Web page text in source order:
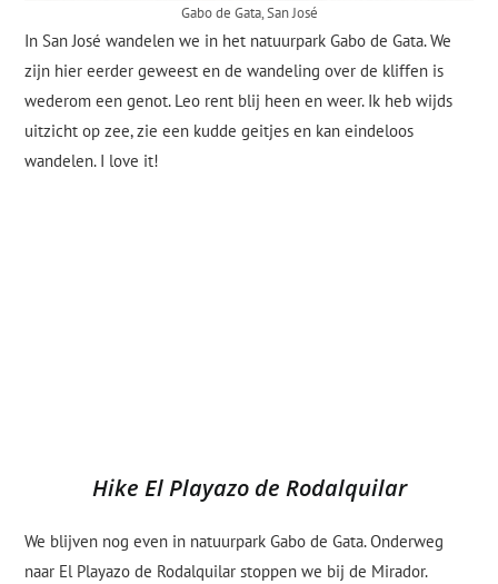
Gabo de Gata, San José
In San José wandelen we in het natuurpark Gabo de Gata. We
zijn hier eerder geweest en de wandeling over de kliffen is
wederom een genot. Leo rent blij heen en weer. Ik heb wijds
uitzicht op zee, zie een kudde geitjes en kan eindeloos
wandelen. I love it!
Hike El Playazo de Rodalquilar
We blijven nog even in natuurpark Gabo de Gata. Onderweg
naar El Playazo de Rodalquilar stoppen we bij de Mirador.